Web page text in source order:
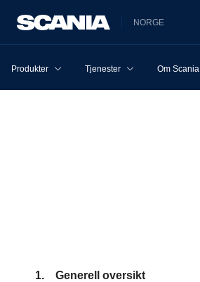
NORGE
Produkter Tjenester Om Scania
1. Generell oversikt